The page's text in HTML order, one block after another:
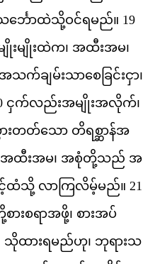
ငထသဝငရမည်။ 19
မထက၊ အထအမ၊
အသကခမသစ ခငငှာ၊
ငကလညအမအလက်၊
တတသ တရစနအ
အထအမ၊ အစတသည အ
ထသ လ ကလမမည်။ 21
စစရအဖို့၊ စအပ
သထရမညဟု၊ ဘရသ